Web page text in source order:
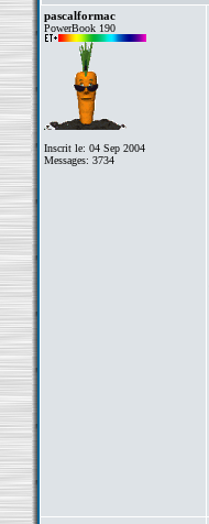
pascalformac
PowerBook 190
Inscrit le: 04 Sep 2004
Messages: 3734